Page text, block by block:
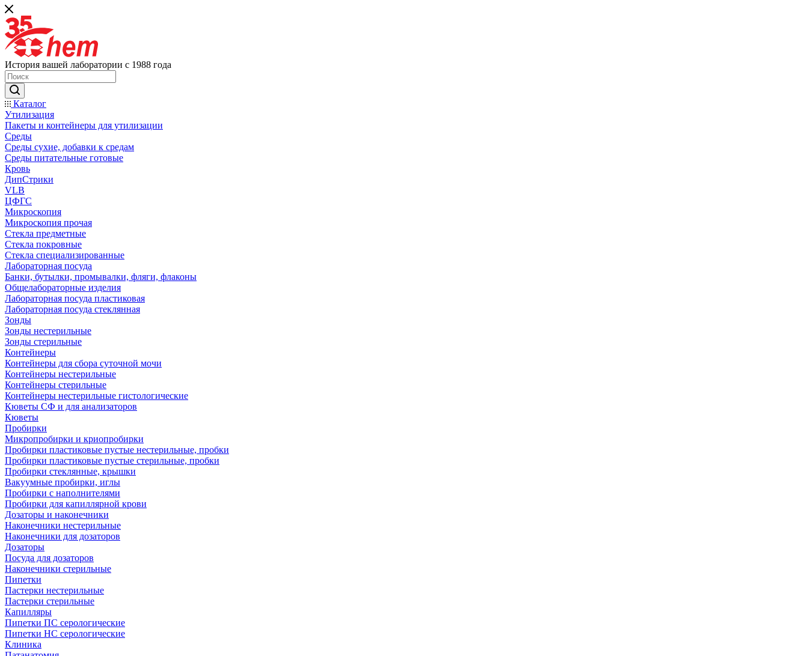
История вашей лаборатории с 1988 года
Каталог
Утилизация
Пакеты и контейнеры для утилизации
Среды
Среды сухие, добавки к средам
Среды питательные готовые
Кровь
ДипСтрики
VLB
ЦФГС
Микроскопия
Микроскопия прочая
Стекла предметные
Стекла покровные
Стекла специализированные
Лабораторная посуда
Банки, бутылки, промывалки, фляги, флаконы
Общелабораторные изделия
Лабораторная посуда пластиковая
Лабораторная посуда стеклянная
Зонды
Зонды нестерильные
Зонды стерильные
Контейнеры
Контейнеры для сбора суточной мочи
Контейнеры нестерильные
Контейнеры стерильные
Контейнеры нестерильные гистологические
Кюветы СФ и для анализаторов
Кюветы
Пробирки
Микропробирки и криопробирки
Пробирки пластиковые пустые нестерильные, пробки
Пробирки пластиковые пустые стерильные, пробки
Пробирки стеклянные, крышки
Вакуумные пробирки, иглы
Пробирки с наполнителями
Пробирки для капиллярной крови
Дозаторы и наконечники
Наконечники нестерильные
Наконечники для дозаторов
Дозаторы
Посуда для дозаторов
Наконечники стерильные
Пипетки
Пастерки нестерильные
Пастерки стерильные
Капилляры
Пипетки ПС серологические
Пипетки НС серологические
Клиника